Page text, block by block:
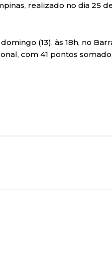
realizado no dia 25
(13), às 18h, no
com 41 pontos